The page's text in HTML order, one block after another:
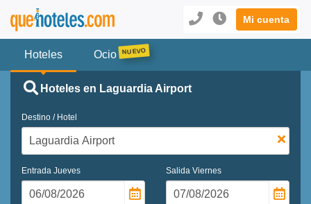
Mi cuenta
Hoteles Ocio
Hoteles en Laguardia Airport
Destino / Hotel
Entrada Jueves Salida Viernes